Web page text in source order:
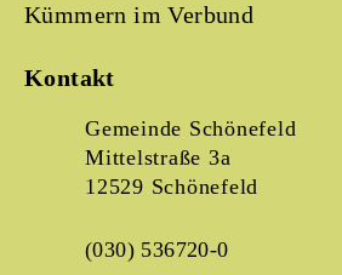
Kümmern im Verbund
Kontakt
Gemeinde Schönefeld
Mittelstraße 3a
12529 Schönefeld
(030) 536720-0